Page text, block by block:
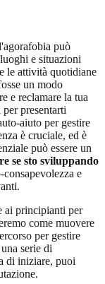
può
e situazioni
le attività quotidiane
un modo
e reclamare la tua
presentarti
aiuto per gestire
è cruciale, ed è
può essere un
se sto sviluppando
e
ai principianti per
come muovere
per gestire
serie di
di iniziare, puoi